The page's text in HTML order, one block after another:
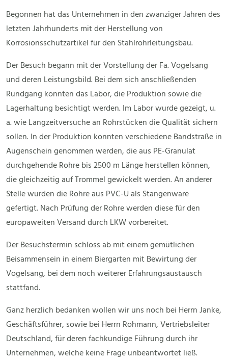
Begonnen hat das Unternehmen in den zwanziger Jahren des
letzten Jahrhunderts mit der Herstellung von
Korrosionsschutzartikel für den Stahlrohrleitungsbau.
Der Besuch begann mit der Vorstellung der Fa. Vogelsang
und deren Leistungsbild. Bei dem sich anschließenden
Rundgang konnten das Labor, die Produktion sowie die
Lagerhaltung besichtigt werden. Im Labor wurde gezeigt, u.
a. wie Langzeitversuche an Rohrstücken die Qualität sichern
sollen. In der Produktion konnten verschiedene Bandstraße in
Augenschein genommen werden, die aus PE-Granulat
durchgehende Rohre bis 2500 m Länge herstellen können,
die gleichzeitig auf Trommel gewickelt werden. An anderer
Stelle wurden die Rohre aus PVC-U als Stangenware
gefertigt. Nach Prüfung der Rohre werden diese für den
europaweiten Versand durch LKW vorbereitet.
Der Besuchstermin schloss ab mit einem gemütlichen
Beisammensein in einem Biergarten mit Bewirtung der
Vogelsang, bei dem noch weiterer Erfahrungsaustausch
stattfand.
Ganz herzlich bedanken wollen wir uns noch bei Herrn Janke,
Geschäftsführer, sowie bei Herrn Rohmann, Vertriebsleiter
Deutschland, für deren fachkundige Führung durch ihr
Unternehmen, welche keine Frage unbeantwortet ließ.